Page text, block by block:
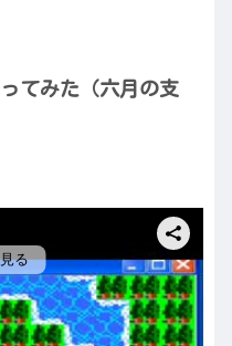
てみた（六月の支